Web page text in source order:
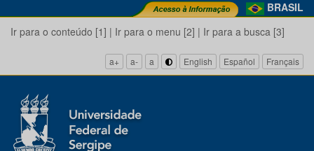
BRASIL
Ir para o conteúdo [1] | Ir para o menu [2] | Ir para a busca [3]
a+ a- a English Español Français